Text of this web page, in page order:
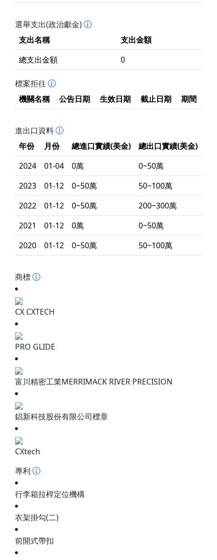
選舉支出(政治獻金)
支出名稱
支出金額
總支出金額
0
標案拒往
機關名稱
公告日期 生效日期 截止日期 期間
進出口資料
年份
月份 總進口實績(美金)
總出口實績(美金)
2024
01-04 0萬
0~50萬
2023
01-12 0~50萬
50~100萬
2022
01-12 0~50萬
200~300萬
2021
01-12 0萬
0~50萬
2020
01-12 0~50萬 50~100萬
商標
CX CXTECH
PRO GLIDE
富川精密工業MERRIMACK RIVER PRECISION
錩新科技股份有限公司標章
CXtech
專利
行李箱拉桿定位機構
衣架掛勾(二)
前開式帶扣